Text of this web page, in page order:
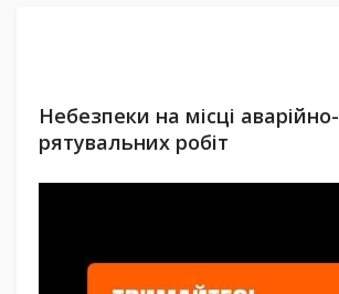
Небезпеки на місці аварійно-
рятувальних робіт